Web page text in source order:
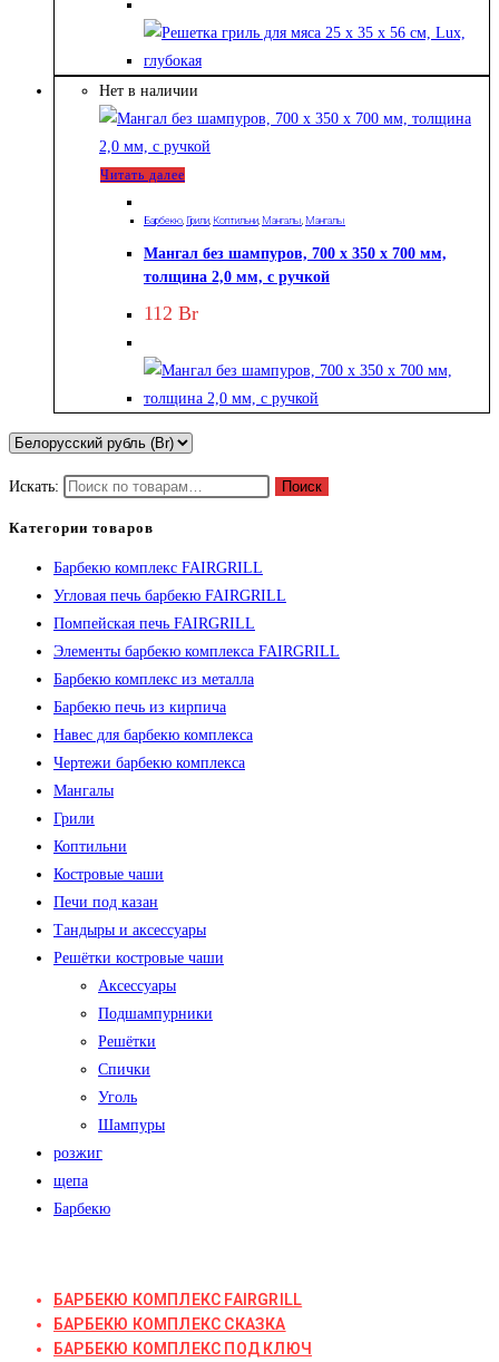
Нет в наличии
Читать далее
Барбекю, Грили, Коптильни, Мангалы, Мангалы
Мангал без шампуров, 700 х 350 х 700 мм,
толщина 2,0 мм, с ручкой
112 Br
Искать: Поиск
Категории товаров
Барбекю комплекс FAIRGRILL
Угловая печь барбекю FAIRGRILL
Помпейская печь FAIRGRILL
Элементы барбекю комплекса FAIRGRILL
Барбекю комплекс из металла
Барбекю печь из кирпича
Навес для барбекю комплекса
Чертежи барбекю комплекса
Мангалы
Грили
Коптильни
Костровые чаши
Печи под казан
Тандыры и аксессуары
Решётки костровые чаши
Аксессуары
Подшампурники
Решётки
Спички
Уголь
Шампуры
розжиг
щепа
Барбекю
БАРБЕКЮ КОМПЛЕКС FAIRGRILL
БАРБЕКЮ КОМПЛЕКС СКАЗКА
БАРБЕКЮ КОМПЛЕКС ПОД КЛЮЧ